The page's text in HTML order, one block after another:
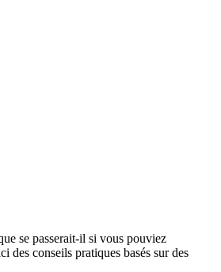
se passerait-il si vous pouviez
des conseils pratiques basés sur des